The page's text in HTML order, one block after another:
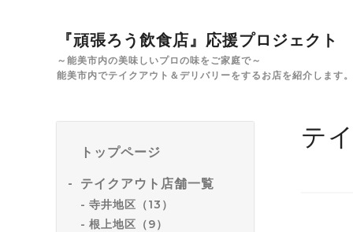
『頑張ろう飲食店』応援プロジェクト
～能美市内の美味しいプロの味をご家庭で～
能美市内でテイクアウト＆デリバリーをするお店を紹介します。
トップページ
テイクアウト店舗一覧
寺井地区（13）
根上地区（9）
テ